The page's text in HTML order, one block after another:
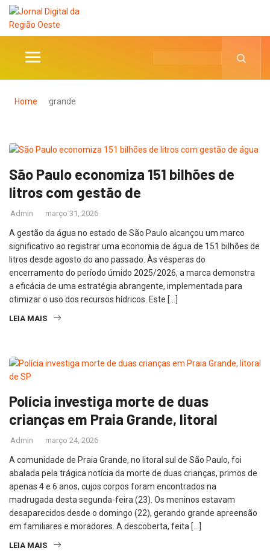
Home grande
São Paulo economiza 151 bilhões de
litros com gestão de
Admin março 31, 2026
A gestão da água no estado de São Paulo alcançou um marco
significativo ao registrar uma economia de água de 151 bilhões de
litros desde agosto do ano passado. Às vésperas do
encerramento do período úmido 2025/2026, a marca demonstra
a eficácia de uma estratégia abrangente, implementada para
otimizar o uso dos recursos hídricos. Este […]
LEIA MAIS
Polícia investiga morte de duas
crianças em Praia Grande, litoral
Admin março 24, 2026
A comunidade de Praia Grande, no litoral sul de São Paulo, foi
abalada pela trágica notícia da morte de duas crianças, primos de
apenas 4 e 6 anos, cujos corpos foram encontrados na
madrugada desta segunda-feira (23). Os meninos estavam
desaparecidos desde o domingo (22), gerando grande apreensão
em familiares e moradores. A descoberta, feita […]
LEIA MAIS